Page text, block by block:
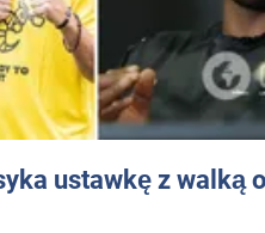
ustawkę z walką